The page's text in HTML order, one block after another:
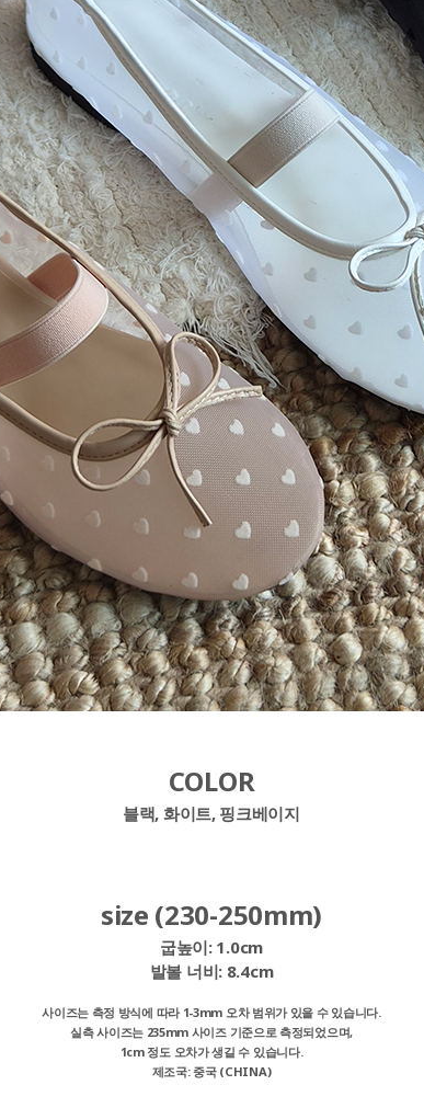
COLOR
블랙, 화이트, 핑크베이지
size (230-250mm)
굽높이:1.0cm
발볼 너비: 8.4cm
사이즈는 측정 방식에 따라 1-3mm 오차 범위가 있을 수 있습니다.
실측 사이즈는 235mm 사이즈 기준으로 측정되었으며,
1cm 정도 오차가 생길 수 있습니다.
제조국: 중국 (CHINA)